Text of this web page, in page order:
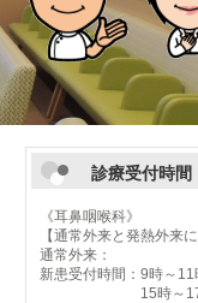
診療受付時間
《耳鼻咽喉科》
【通常外来と発熱外来
通常外来：
新患受付時間：9時～
15時～17時